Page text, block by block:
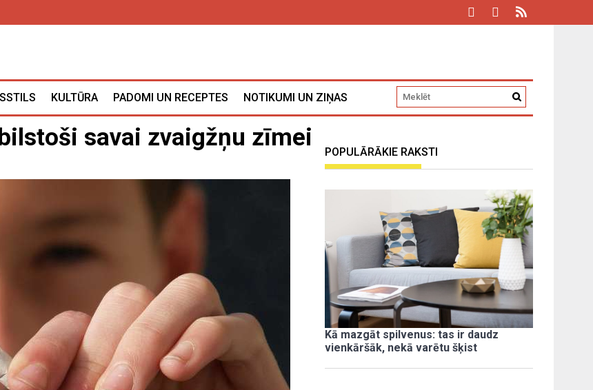
KULTŪRA PADOMI UN RECEPTES NOTIKUMI UN ZIŅAS
savai zvaigžņu zīmei
POPULĀRĀKIE RAKSTI
Kā mazgāt spilvenus: tas ir daudz
vienkāršāk, nekā varētu šķist